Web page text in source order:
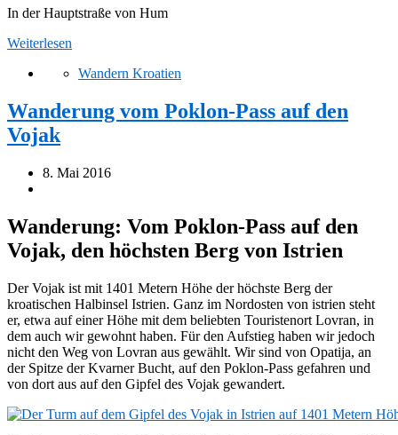
In der Hauptstraße von Hum
Weiterlesen
Wandern Kroatien
Wanderung vom Poklon-Pass auf den
Vojak
8. Mai 2016
Wanderung: Vom Poklon-Pass auf den
Vojak, den höchsten Berg von Istrien
Der Vojak ist mit 1401 Metern Höhe der höchste Berg der
kroatischen Halbinsel Istrien. Ganz im Nordosten von istrien steht
er, etwa auf einer Höhe mit dem beliebten Touristenort Lovran, in
dem auch wir gewohnt haben. Für den Aufstieg haben wir jedoch
nicht den Weg von Lovran aus gewählt. Wir sind von Opatija, an
der Spitze der Kvarner Bucht, auf den Poklon-Pass gefahren und
von dort aus auf den Gipfel des Vojak gewandert.